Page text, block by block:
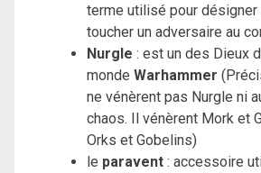
terme utilisé pour
toucher un adversaire au
Nurgle : est un des Dieux
monde Warhammer
ne vénèrent pas Nurgle ni
chaos. Il vénèrent Mork et
Orks et Gobelins)
le paravent : accessoire